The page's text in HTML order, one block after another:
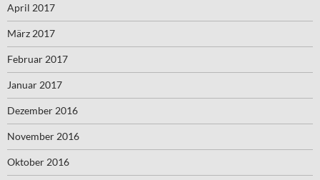
April 2017
März 2017
Februar 2017
Januar 2017
Dezember 2016
November 2016
Oktober 2016